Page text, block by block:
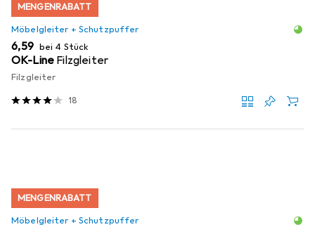
MENGENRABATT
Möbelgleiter + Schutzpuffer
EUR
6,59 bei 4 Stück
OK-Line Filzgleiter
Filzgleiter
18
MENGENRABATT
Möbelgleiter + Schutzpuffer